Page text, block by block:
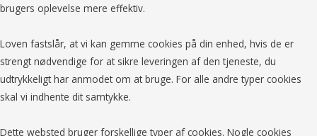
brugers oplevelse mere effektiv.
Loven fastslår, at vi kan gemme cookies på din enhed, hvis de er
strengt nødvendige for at sikre leveringen af den tjeneste, du
udtrykkeligt har anmodet om at bruge. For alle andre typer cookies
skal vi indhente dit samtykke.
Dette websted bruger forskellige typer af cookies. Nogle cookies